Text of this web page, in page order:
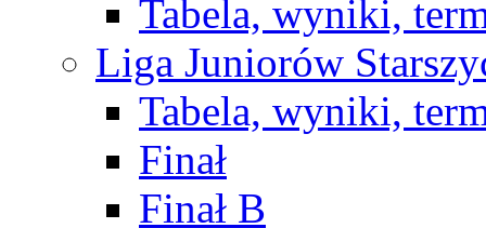
Tabela, wyniki,
Liga Juniorów
Tabela, wyniki,
Finał
Finał B